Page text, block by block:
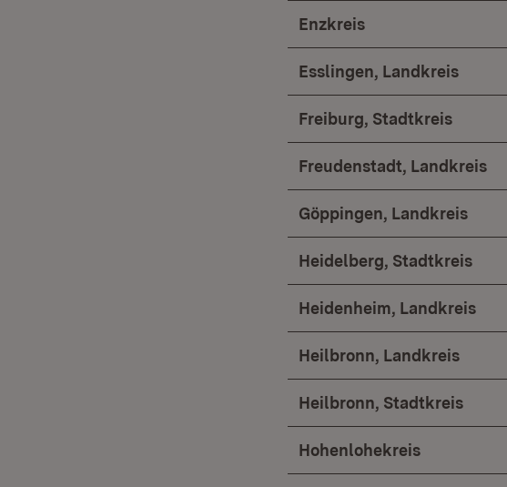
Enzkreis
Esslingen, Landkreis
Freiburg, Stadtkreis
Freudenstadt, Landkreis
Göppingen, Landkreis
Heidelberg, Stadtkreis
Heidenheim, Landkreis
Heilbronn, Landkreis
Heilbronn, Stadtkreis
Hohenlohekreis